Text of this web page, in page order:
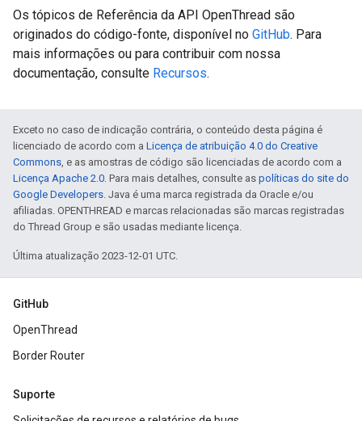
Os tópicos de Referência da API OpenThread são
originados do código-fonte, disponível no GitHub. Para
mais informações ou para contribuir com nossa
documentação, consulte Recursos.
Exceto no caso de indicação contrária, o conteúdo desta página é
licenciado de acordo com a Licença de atribuição 4.0 do Creative
Commons, e as amostras de código são licenciadas de acordo com a
Licença Apache 2.0. Para mais detalhes, consulte as políticas do site do
Google Developers. Java é uma marca registrada da Oracle e/ou
afiliadas. OPENTHREAD e marcas relacionadas são marcas registradas
do Thread Group e são usadas mediante licença.
Última atualização 2023-12-01 UTC.
GitHub
OpenThread
Border Router
Suporte